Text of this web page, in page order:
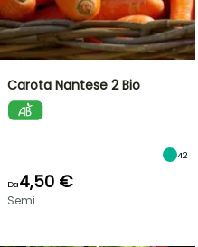
Carota Nantese 2 Bio
42
Da4,50 €
Semi